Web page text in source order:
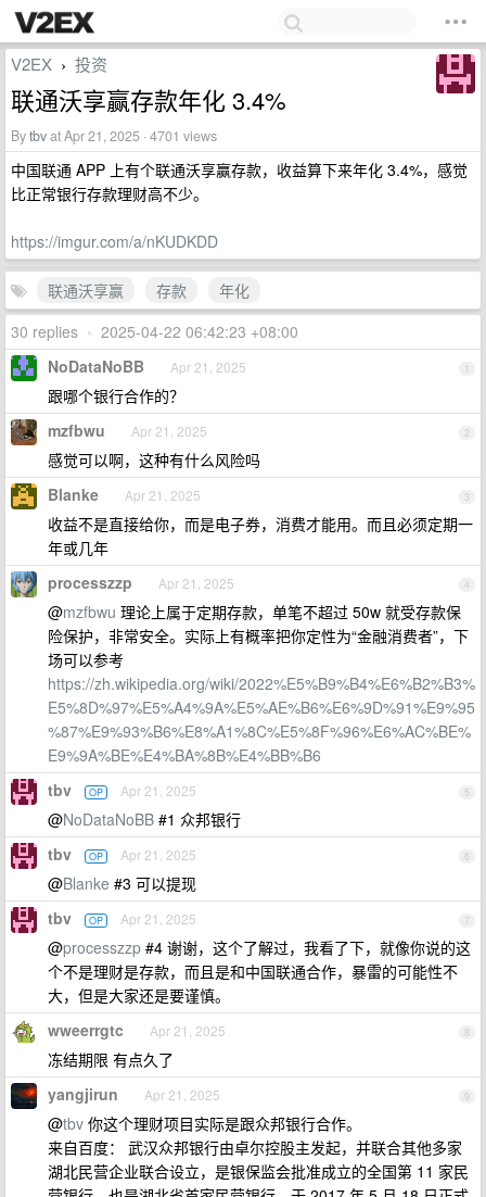
V2EX › 投资
联通沃享赢存款年化 3.4%
Bytbvat Apr 21, 2025 · 4701 views
中国联通 APP 上有个联通沃享赢存款，收益算下来年化 3.4%，感觉
比正常银行存款理财高不少。
https://imgur.com/a/nKUDKDD
联通沃享赢 存款
年化
30 replies • 2025-04-22 06:42:23 +08:00
1
NoDataNoBB Apr 21, 2025
跟哪个银行合作的？
2
mzfbwu Apr 21, 2025
感觉可以啊，这种有什么风险吗
3
Blanke Apr 21, 2025
收益不是直接给你，而是电子券，消费才能用。而且必须定期一
年或几年
4
processzzp Apr 21, 2025
@mzfbwu 理论上属于定期存款，单笔不超过 50w 就受存款保
险保护，非常安全。实际上有概率把你定性为“金融消费者”，下
场可以参考
https://zh.wikipedia.org/wiki/2022%E5%B9%B4%E6%B2%B3%
E5%8D%97%E5%A4%9A%E5%AE%B6%E6%9D%91%E9%95
%87%E9%93%B6%E8%A1%8C%E5%8F%96%E6%AC%BE%
E9%9A%BE%E4%BA%8B%E4%BB%B6
5
tbv OP Apr 21, 2025
@NoDataNoBB #1 众邦银行
6
tbv OP Apr 21, 2025
@Blanke #3 可以提现
7
tbv OP Apr 21, 2025
@processzzp #4 谢谢，这个了解过，我看了下，就像你说的这
个不是理财是存款，而且是和中国联通合作，暴雷的可能性不
大，但是大家还是要谨慎。
8
wweerrgtc Apr 21, 2025
冻结期限 有点久了
9
yangjirun Apr 21, 2025
@tbv 你这个理财项目实际是跟众邦银行合作。
来自百度： 武汉众邦银行由卓尔控股主发起，并联合其他多家
湖北民营企业联合设立，是银保监会批准成立的全国第 11 家民